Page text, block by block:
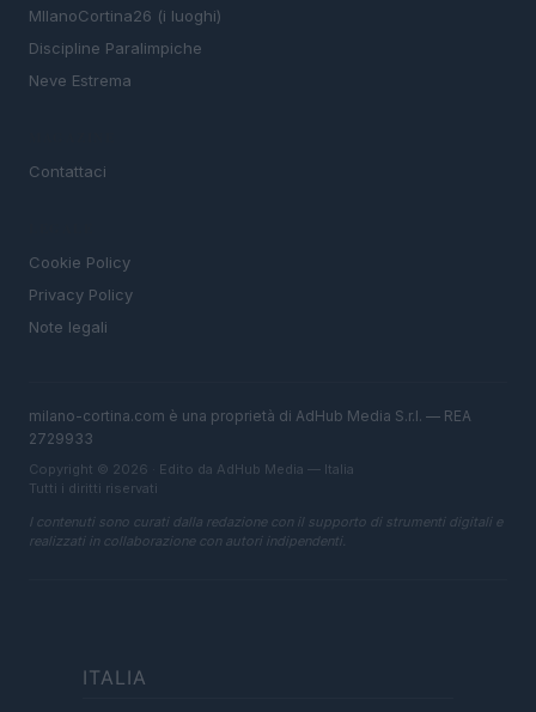
MIlanoCortina26 (i luoghi)
Discipline Paralimpiche
Neve Estrema
Contattaci
Cookie Policy
Privacy Policy
Note legali
milano-cortina.com è una proprietà di AdHub Media S.r.l. — REA
2729933
Copyright © 2026 · Edito da AdHub Media — Italia
Tutti i diritti riservati
I contenuti sono curati dalla redazione con il supporto di strumenti digitali e
realizzati in collaborazione con autori indipendenti.
ITALIA